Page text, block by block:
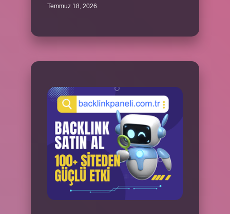
Temmuz 18, 2026